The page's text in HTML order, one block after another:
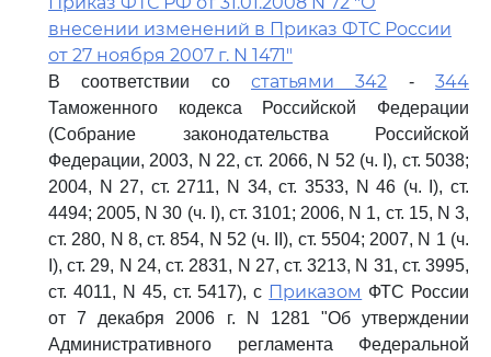
внесении изменений в Приказ ФТС России
от 27 ноября 2007 г. N 1471"
В соответствии со статьями 342 -344
Таможенного кодекса Российской Федерации
(Собрание законодательства Российской
Федерации, 2003, N 22, ст. 2066, N 52 (ч. I), ст. 5038;
2004, N 27, ст. 2711, N 34, ст. 3533, N 46 (ч. I), ст.
4494; 2005, N 30 (ч. I), ст. 3101; 2006, N 1, ст. 15, N 3,
ст. 280, N 8, ст. 854, N 52 (ч. II), ст. 5504; 2007, N 1 (ч.
I), ст. 29, N 24, ст. 2831, N 27, ст. 3213, N 31, ст. 3995,
ст. 4011, N 45, ст. 5417), с Приказом ФТС России
от 7 декабря 2006 г. N 1281 "Об утверждении
Административного регламента Федеральной